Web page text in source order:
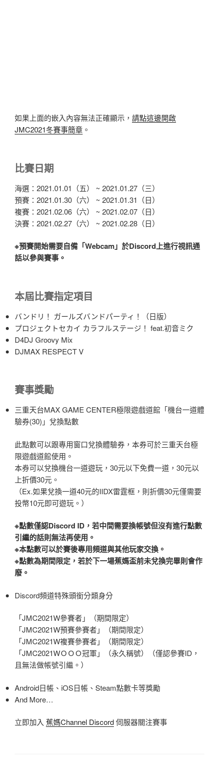
如果上面的嵌入內容無法正確顯示， 請點這邊開啟
JMC2021冬賽事簡章 。
比賽日期
海選：2021.01.01（五） ~ 2021.01.27（三）
預賽：2021.01.30（六） ~ 2021.01.31（日）
複賽：2021.02.06（六） ~ 2021.02.07（日）
決賽：2021.02.27（六） ~ 2021.02.28（日）
※預賽開始需要自備「Webcam」於Discord上進行視訊通
話以參與賽事。
本屆比賽指定項目
バンドリ！ ガールズバンドパーティ！（日版）
プロジェクトセカイ カラフルステージ！ feat.初音ミク
D4DJ Groovy Mix
DJMAX RESPECT V
賽事獎勵
三重天台MAX GAME CENTER極限遊戲道館「機台一道體
驗券(30)」兌換點數
此點數可以跟專用窗口兌換體驗券，本券可於三重天台極
限遊戲道館使用。
本券可以兌換機台一道遊玩，30元以下免費一道，30元以
上折價30元。
（Ex.如果兌換一道40元的IIDX雷霆框，則折價30元僅需要
投幣10元即可遊玩。）
※點數僅認Discord ID，若中間需要換帳號但沒有進行點數
引繼的話則無法再使用。
※本點數可以於賽後專用頻道與其他玩家交換。
※點數為期間限定，若於下一場蕉媽盃前未兌換完畢則會作
廢。
Discord頻道特殊頭銜分類身分
「JMC2021W參賽者」（期間限定）
「JMC2021W預賽參賽者」（期間限定）
「JMC2021W複賽參賽者」（期間限定）
「JMC2021WＯＯＯ冠軍」（永久稱號）（僅認參賽ID，
且無法做帳號引繼。）
Android日帳、iOS日帳、Steam點數卡等獎勵
And More…
立即加入 蕉媽Channel Discord伺服器關注賽事